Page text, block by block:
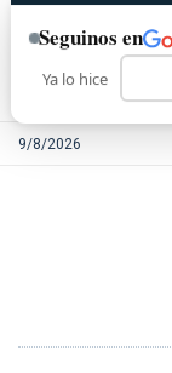
9/8/2026
Seguinos en
Ya lo hice